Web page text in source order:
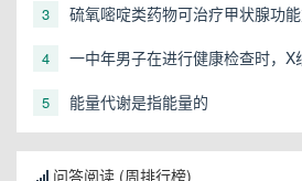
3 硫氧嘧啶类药物可治疗甲状腺功
4
一中年男子在进行健康检查时，X
5 能量代谢是指能量的
问答阅读 (周排行榜)